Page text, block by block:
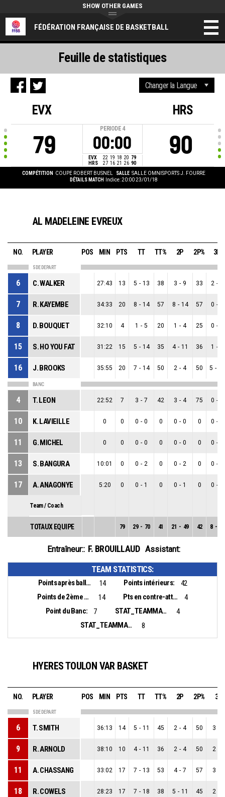
FÉDÉRATION FRANÇAISE DE BASKETBALL
SHOW OTHER GAMES
EVX
79
PERIODE 4
00:00
EVX 22 19 18 20 79
HRS
27 16 21 26 90
HRS
90
COMPÉTITION COUPE ROBERT BUSNEL SALLE SALLE OMNISPORTS J. FOURRE
DÉTAILS MATCH
Indice: 20:00 23/01/18
Feuille de statistiques
AL MADELEINE EVREUX
NO. PLAYER POS MIN PTS TT TT% 2P 2P% 3P
5 DE DEPART
6 C. WALKER 27:43 13 5 - 13 38 3 - 9 33 2 -
7 R. KAYEMBE 34:33 20 8 - 14 57 8 - 14 57 0 -
8 D. BOUQUET 32:10 4 1 - 5 20 1 - 4 25 0 -
15 S. HO YOU FAT 31:22 15 5 - 14 35 4 - 11 36 1 -
16 J. BROOKS 35:55 20 7 - 14 50 2 - 4 50 5 -
BANC
4 T. LEON 22:52 7 3 - 7 42 3 - 4 75 0 -
10 K. LAVIEILLE 0 0 0 - 0 0 0 - 0 0 0 -
11 G. MICHEL 0 0 0 - 0 0 0 - 0 0 0 -
13 S. BANGURA 10:01 0 0 - 2 0 0 - 2 0 0 -
17 A. ANAGONYE 5:20 0 0 - 1 0 0 - 1 0 0 -
Team / Coach
TOTAUX EQUIPE 79 29 - 70 41 21 - 49 42 8 -
Entraîneur:: F. BROUILLAUD Assistant:
TEAM STATISTICS:
Points après balles perdues: 14 Points intérieurs:
42
Points de 2ème chance:
14 Pts en contre-attaque:
4
Point du Banc:
7 STAT_TEAMMATCH_BASKETBALL_sBiggestLead_NAME:
4
STAT_TEAMMATCH_BASKETBALL_sBiggestScoringRun_NAME:
8
HYERES TOULON VAR BASKET
NO. PLAYER POS MIN PTS TT TT% 2P 2P% 3P
5 DE DEPART
6 T. SMITH 36:13 14 5 - 11 45 2 - 4 50 3
9 R. ARNOLD 38:10 10 4 - 11 36 2 - 4 50 2
11 A. CHASSANG 33:02 17 7 - 13 53 4 - 7 57 3
18 R. COWELS 28:23 17 7 - 18 38 5 - 11 45 2